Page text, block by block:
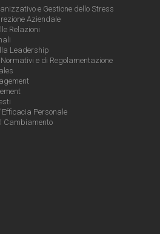
e Gestione dello Stress
Aziendale
Relazioni
Leadership
e di Regolamentazione
Personale
Cambiamento